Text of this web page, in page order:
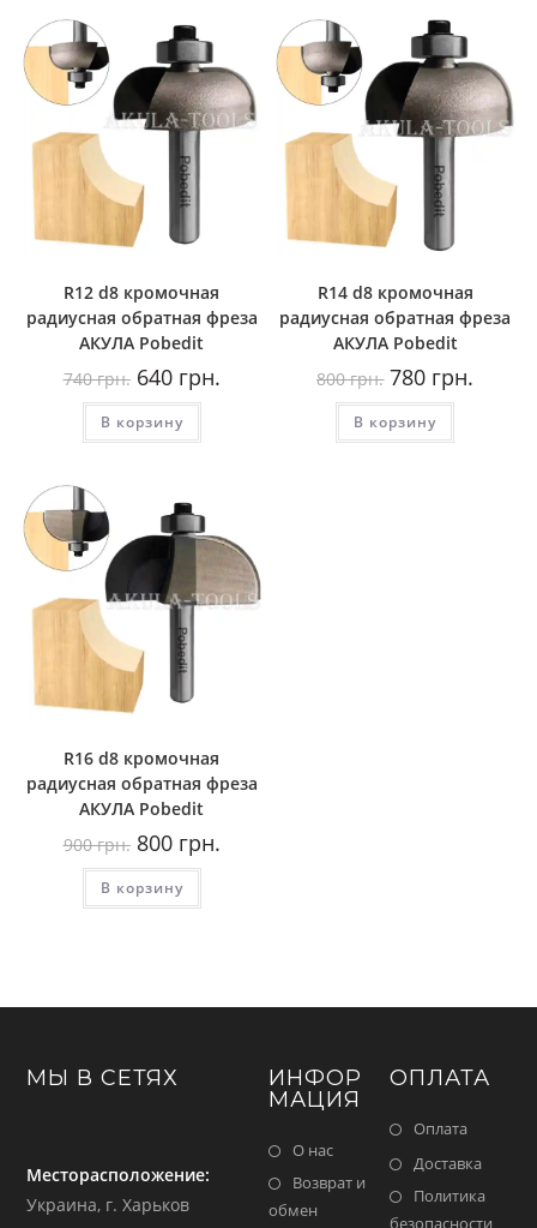
R12 d8 кромочная
радиусная обратная фреза
AКУЛА Pobedit
740грн. Первоначальная
цена
составляла
740
грн..
640грн.цена:
В корзину
R14 d8 кромочная
радиусная обратная фреза
AКУЛА Pobedit
800грн. Первоначальная
цена
составляла
800
грн..
780 грн.
В корзину
R16 d8 кромочная
радиусная обратная фреза
AКУЛА Pobedit
900грн. Первоначальная
цена
составляла
900
грн..
800грн.цена:
В корзину
МЫ В СЕТЯХ
Месторасположение:
Украина, г. Харьков
ИНФОР
МАЦИЯ
О нас
Возврат и
обмен
ОПЛАТА
Оплата
Доставка
Политика
безопасности